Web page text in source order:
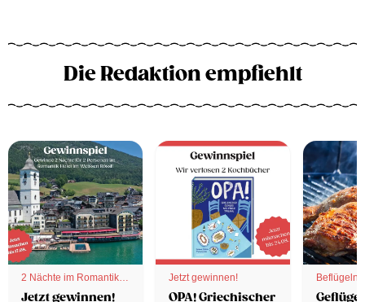
Die Redaktion empfiehlt
2 Nächte im Romantik
Hotel
Jetzt gewinnen!
Jetzt gewinnen!
OPA! Griechischer